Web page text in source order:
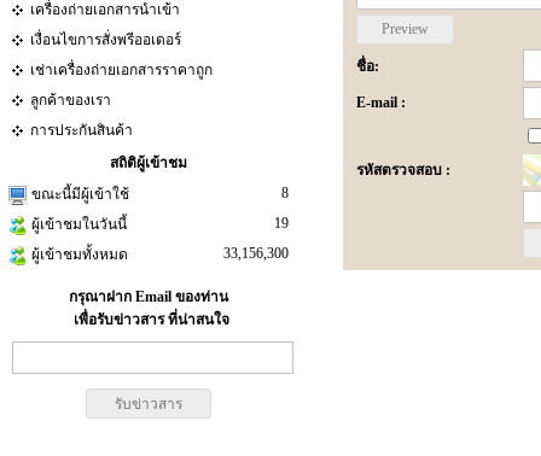
เครื่องถ่ายเอกสารนำเข้า
เงื่อนไขการสั่งพรีออเดอร์
เช่าเครื่องถ่ายเอกสารราคาถูก
ลูกค้าของเรา
การประกันสินค้า
สถิติผู้เข้าชม
ขณะนี้มีผู้เข้าใช้
8
ผู้เข้าชมในวันนี้
19
ผู้เข้าชมทั้งหมด
33,156,300
กรุณาฝาก Email ของท่าน
เพื่อรับข่าวสาร ที่น่าสนใจ
ชื่อ:
E-mail :
รหัสตรวจสอบ :